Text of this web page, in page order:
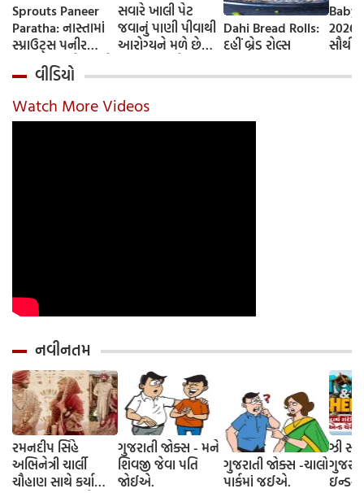
Sprouts Paneer
Paratha: નાસ્તામાં
સ્પ્રાઉટ્સ પનીર
પરાઠા બનાવો, તમને
પ્રોટીનનો ડબલ ડોઝ
મળશે
સવારે ખાલી પેટ
જવાનું પાણી પીવાથી
આરોગ્યને મળે છે
જાણીએ તેના ફાયદા
અને ઉપયોગ કરવાની
યોગ્ય રીત
Dahi Bread Rolls:
દહીં બ્રેડ રોલ્સ
Baby
વીડિયો
Watch More Videos
નવીનતમ
રમનદીપ સિંહે
અભિનેત્રી ચાર્લી
ચૌહાણ સાથે કર્યા
ગુજરાતી જોક્સ - મને
શિવજી જેવા પતિ
જોઈએ.
ગુજરાતી જોક્સ -ચાલો
પાર્કમાં જઈએ.
ઝી